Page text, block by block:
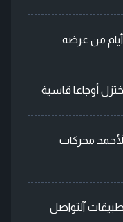
من عرضه
أوجاعا قاسية
محركات
ٱلتواصل